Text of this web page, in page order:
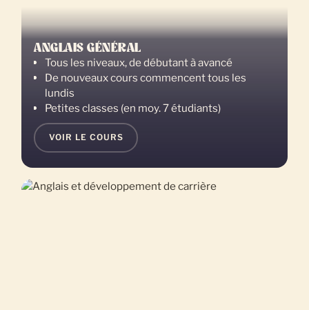
ANGLAIS GÉNÉRAL
Tous les niveaux, de débutant à avancé
De nouveaux cours commencent tous les
lundis
Petites classes (en moy. 7 étudiants)
VOIR LE COURS